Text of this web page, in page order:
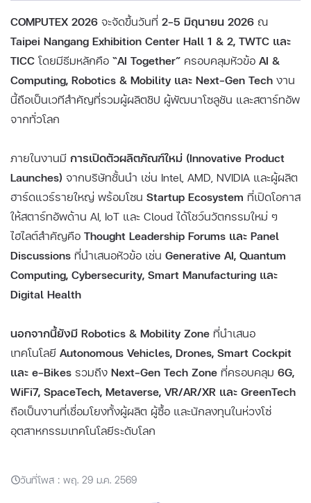
COMPUTEX 2026 จะจัดขึ้นวันที่ 2–5 มิถุนายน 2026 ณ
Taipei Nangang Exhibition Center Hall 1 & 2, TWTC และ
TICC โดยมีธีมหลักคือ “AI Together” ครอบคลุมหัวข้อ AI &
Computing, Robotics & Mobility และ Next-Gen Tech งาน
นี้ถือเป็นเวทีสำคัญที่รวมผู้ผลิตชิป ผู้พัฒนาโซลูชัน และสตาร์ทอัพ
จากทั่วโลก
ภายในงานมี การเปิดตัวผลิตภัณฑ์ใหม่ (Innovative Product
Launches) จากบริษัทชั้นนำ เช่น Intel, AMD, NVIDIA และผู้ผลิต
ฮาร์ดแวร์รายใหญ่ พร้อมโซน Startup Ecosystem ที่เปิดโอกาส
ให้สตาร์ทอัพด้าน AI, IoT และ Cloud ได้โชว์นวัตกรรมใหม่ ๆ
ไฮไลต์สำคัญคือ Thought Leadership Forums และ Panel
Discussions ที่นำเสนอหัวข้อ เช่น Generative AI, Quantum
Computing, Cybersecurity, Smart Manufacturing และ
Digital Health
นอกจากนี้ยังมี Robotics & Mobility Zone ที่นำเสนอ
เทคโนโลยี Autonomous Vehicles, Drones, Smart Cockpit
และ e-Bikes รวมถึง Next-Gen Tech Zone ที่ครอบคลุม 6G,
WiFi7, SpaceTech, Metaverse, VR/AR/XR และ GreenTech
ถือเป็นงานที่เชื่อมโยงทั้งผู้ผลิต ผู้ซื้อ และนักลงทุนในห่วงโซ่
อุตสาหกรรมเทคโนโลยีระดับโลก
วันที่โพส : พฤ. 29 ม.ค. 2569